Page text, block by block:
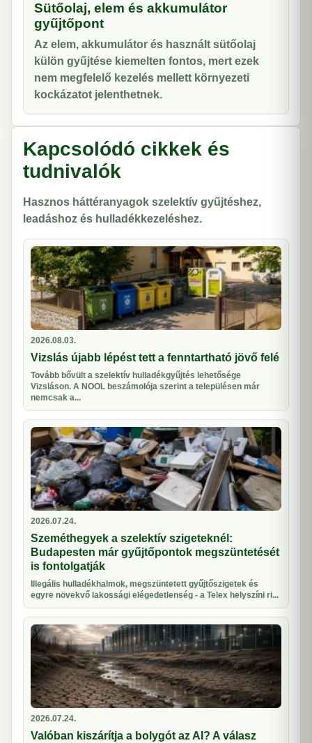
Sütőolaj, elem és akkumulátor
gyűjtőpont
Az elem, akkumulátor és használt sütőolaj
külön gyűjtése kiemelten fontos, mert ezek
nem megfelelő kezelés mellett környezeti
kockázatot jelenthetnek.
Kapcsolódó cikkek és
tudnivalók
Hasznos háttéranyagok szelektív gyűjtéshez,
leadáshoz és hulladékkezeléshez.
2026.08.03.
Vizslás újabb lépést tett a fenntartható jövő felé
Tovább bővült a szelektív hulladékgyűjtés lehetősége
Vizsláson. A NOOL beszámolója szerint a településen már
nemcsak a...
2026.07.24.
Szeméthegyek a szelektív szigeteknél:
Budapesten már gyűjtőpontok megszüntetését
is fontolgatják
Illegális hulladékhalmok, megszüntetett gyűjtőszigetek és
egyre növekvő lakossági elégedetlenség - a Telex helyszíni ri...
2026.07.24.
Valóban kiszárítja a bolygót az AI? A válasz